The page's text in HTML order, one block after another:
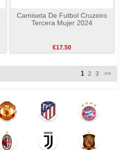
Camiseta De Futbol Cruzeiro
Tercera Mujer 2024
€17.50
1 2 3 >>